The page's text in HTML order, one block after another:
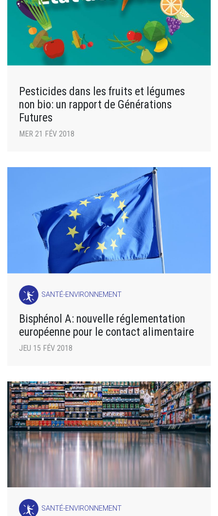
Pesticides dans les fruits et légumes
non bio: un rapport de Générations
Futures
MER 21 FÉV 2018
SANTÉ-ENVIRONNEMENT
Bisphénol A: nouvelle réglementation
européenne pour le contact alimentaire
JEU 15 FÉV 2018
SANTÉ-ENVIRONNEMENT